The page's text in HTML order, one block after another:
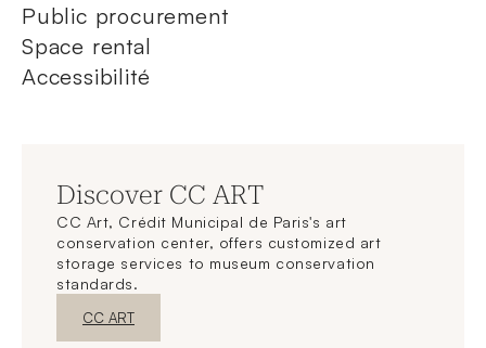
Public procurement
Space rental
Accessibilité
Discover CC ART
CC Art, Crédit Municipal de Paris's art
conservation center, offers customized art
storage services to museum conservation
standards.
New WindowDiscover
CC ART